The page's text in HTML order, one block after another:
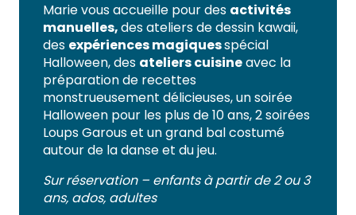
Marie vous accueille pour des activités
manuelles,des ateliers de dessin kawaii,
des expériences magiquesspécial
Halloween, des ateliers cuisineavec la
préparation de recettes
monstrueusement délicieuses, un soirée
Halloween pour les plus de 10 ans, 2 soirées
Loups Garous et un grand bal costumé
autour de la danse et du jeu.
Sur réservation – enfants à partir de 2 ou 3
ans, ados, adultes